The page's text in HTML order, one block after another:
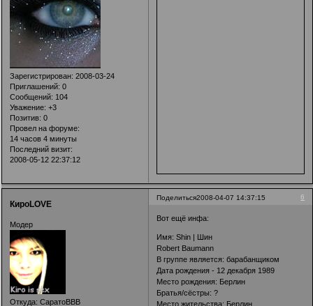
Зарегистрирован: 2008-03-24
Приглашений: 0
Сообщений: 104
Уважение: +3
Позитив: 0
Провел на форуме:
14 часов 4 минуты
Последний визит:
2008-05-12 22:37:12
Поделиться 6
2008-04-07 14:37:15
КироLOVE
Модер
Откуда: СаратоВВВ
Вот ещё инфа:
Имя: Shin | Шин
Robert Baumann
В группе является: барабанщиком
Дата рождения - 12 декабря 1989
Место рождения: Берлин
Братья/сёстры: ?
Место жительства: Берлин